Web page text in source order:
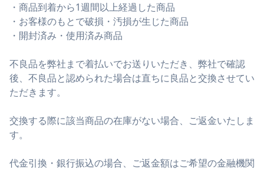
・商品到着から1週間以上経過した商品
・お客様のもとで破損・汚損が生じた商品
・開封済み・使用済み商品
不良品を弊社まで着払いでお送りいただき、弊社で確認
後、不良品と認められた場合は直ちに良品と交換させてい
ただきます。
交換する際に該当商品の在庫がない場合、ご返金いたしま
す。
代金引換・銀行振込の場合、ご返金額はご希望の金融機関